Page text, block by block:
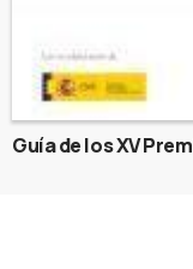
Guía de los XV